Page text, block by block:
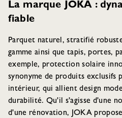
La marque JOKA :
fiable
Parquet naturel, stratifié
gamme ainsi que tapis, portes,
exemple, protection solaire
synonyme de produits exclusifs
intérieur, qui allient design
durabilité. Qu'il s'agisse d'une
d'une rénovation, JOKA